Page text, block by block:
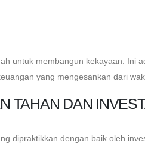
untuk membangun kekayaan. Ini
yang mengesankan dari
TAHAN DAN
dipraktikkan dengan baik oleh